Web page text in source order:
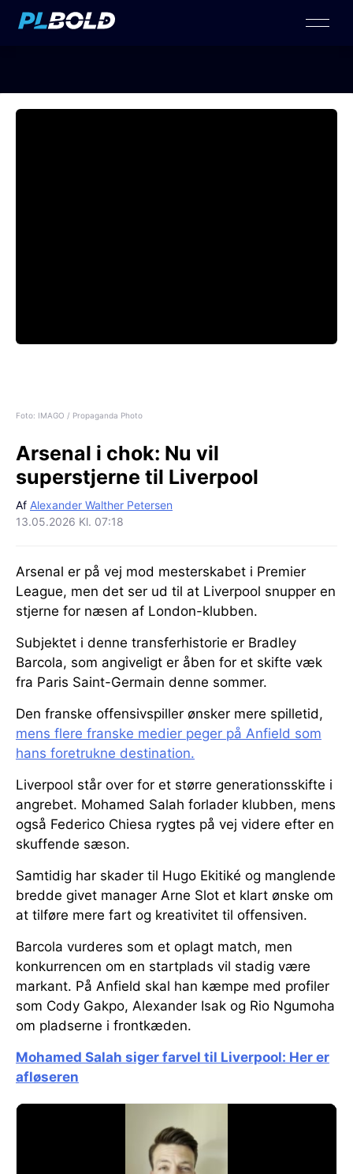
Foto: IMAGO / Propaganda Photo
Arsenal i chok: Nu vil
superstjerne til Liverpool
Af Alexander Walther Petersen
13.05.2026 Kl. 07:18
Arsenal er på vej mod mesterskabet i Premier
League, men det ser ud til at Liverpool snupper en
stjerne for næsen af London-klubben.
Subjektet i denne transferhistorie er Bradley
Barcola, som angiveligt er åben for et skifte væk
fra Paris Saint-Germain denne sommer.
Den franske offensivspiller ønsker mere spilletid,
mens flere franske medier peger på Anfield som
hans foretrukne destination.
Liverpool står over for et større generationsskifte i
angrebet. Mohamed Salah forlader klubben, mens
også Federico Chiesa rygtes på vej videre efter en
skuffende sæson.
Samtidig har skader til Hugo Ekitiké og manglende
bredde givet manager Arne Slot et klart ønske om
at tilføre mere fart og kreativitet til offensiven.
Barcola vurderes som et oplagt match, men
konkurrencen om en startplads vil stadig være
markant. På Anfield skal han kæmpe med profiler
som Cody Gakpo, Alexander Isak og Rio Ngumoha
om pladserne i frontkæden.
Mohamed Salah siger farvel til Liverpool: Her er
afløseren